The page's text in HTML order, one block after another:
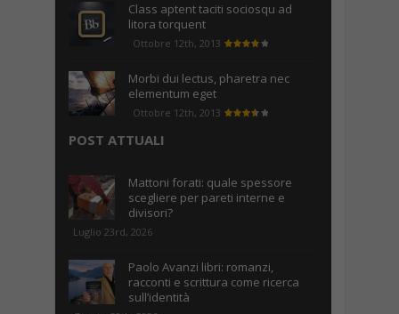
Class aptent taciti sociosqu ad
litora torquent
Ottobre 12th, 2013
Morbi dui lectus, pharetra nec
elementum eget
Ottobre 12th, 2013
POST ATTUALI
Mattoni forati: quale spessore
scegliere per pareti interne e
divisori?
Luglio 23rd, 2026
Paolo Avanzi libri: romanzi,
racconti e scrittura come ricerca
sull’identità